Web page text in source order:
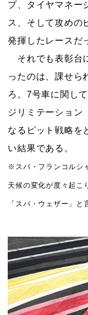
プ、タイヤマネー
ス、そして攻めの
発揮したレースだ
それでも表彰台
ったのは、課せら
ろ。7号車に関し
ジリミテーション
なるピット戦略を
い結果である。
※スパ・フランコルシ
天候の変化が度々起こ
「スパ・ウェザー」と